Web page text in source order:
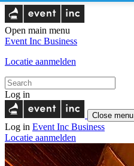
Open main menu
Event Inc Business
Locatie aanmelden
Log in
Close menu
Log in Event Inc Business
Locatie aanmelden